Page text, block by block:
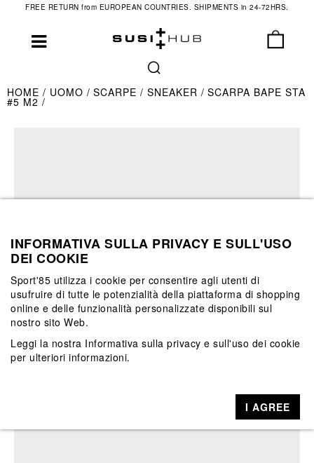
FREE RETURN from EUROPEAN COUNTRIES. SHIPMENTS in 24-72HRS.
HOME UOMO SCARPE SNEAKER SCARPA BAPE STA
#5 M2
INFORMATIVA SULLA PRIVACY E SULL'USO
DEI COOKIE
Sport'85 utilizza i cookie per consentire agli utenti di
usufruire di tutte le potenzialità della piattaforma di shopping
online e delle funzionalità personalizzate disponibili sul
nostro sito Web.
Leggi la nostra Informativa sulla privacy e sull'uso dei cookie
per ulteriori informazioni.
I AGREE